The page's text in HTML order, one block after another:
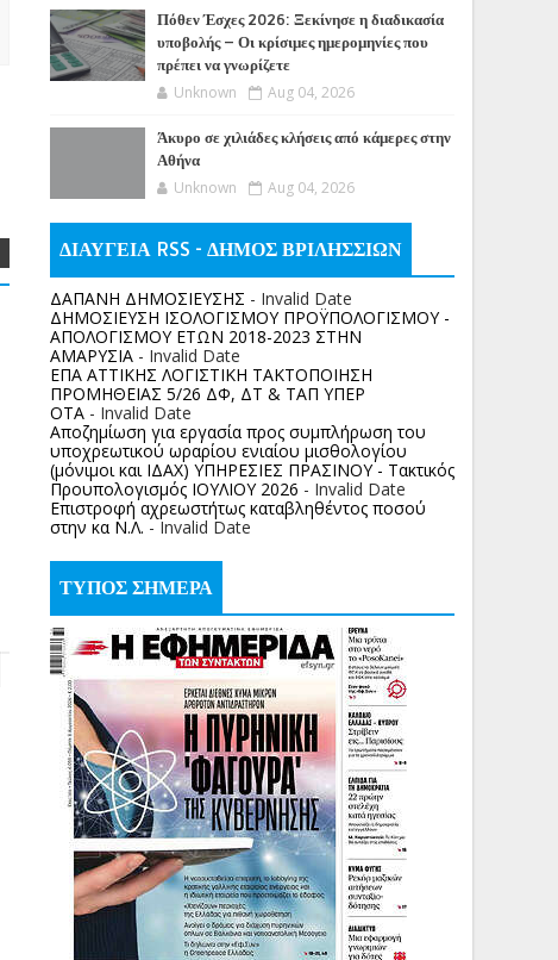
Πόθεν Έσχες 2026: Ξεκίνησε η διαδικασία
υποβολής – Οι κρίσιμες ημερομηνίες που
πρέπει να γνωρίζετε
Unknown Aug 04, 2026
Άκυρο σε χιλιάδες κλήσεις από κάμερες στην
Αθήνα
Unknown Aug 04, 2026
ΔΙΑΥΓΕΙΑ RSS - ΔΗΜΟΣ ΒΡΙΛΗΣΣΙΩΝ
ΔΑΠΑΝΗ ΔΗΜΟΣΙΕΥΣΗΣ - Invalid Date
ΔΗΜΟΣΙΕΥΣΗ ΙΣΟΛΟΓΙΣΜΟΥ ΠΡΟΫΠΟΛΟΓΙΣΜΟΥ -
ΑΠΟΛΟΓΙΣΜΟΥ ΕΤΩΝ 2018-2023 ΣΤΗΝ
ΑΜΑΡΥΣΙΑ - Invalid Date
ΕΠΑ ΑΤΤΙΚΗΣ ΛΟΓΙΣΤΙΚΗ ΤΑΚΤΟΠΟΙΗΣΗ
ΠΡΟΜΗΘΕΙΑΣ 5/26 ΔΦ, ΔΤ & ΤΑΠ ΥΠΕΡ
ΟΤΑ - Invalid Date
Αποζημίωση για εργασία προς συμπλήρωση του
υποχρεωτικού ωραρίου ενιαίου μισθολογίου
(μόνιμοι και ΙΔΑΧ) ΥΠΗΡΕΣΙΕΣ ΠΡΑΣΙΝΟΥ - Τακτικός
Προυπολογισμός ΙΟΥΛΙΟΥ 2026 - Invalid Date
Επιστροφή αχρεωστήτως καταβληθέντος ποσoύ
στην κα Ν.Λ. - Invalid Date
ΤΥΠΟΣ ΣΗΜΕΡΑ